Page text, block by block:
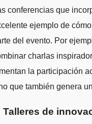
conferencias que
ejemplo de
del evento. Por
charlas
la participación
que también genera
Talleres de